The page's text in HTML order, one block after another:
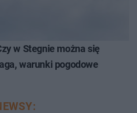
w Stegnie można się
warunki pogodowe